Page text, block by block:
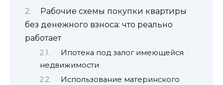
Рабочие схемы покупки квартиры
без денежного взноса: что реально
работает
Ипотека под залог имеющейся
недвижимости
Использование материнского